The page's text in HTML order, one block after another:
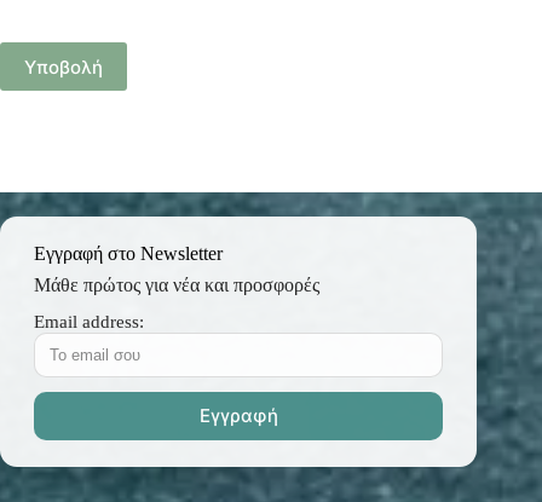
Υποβολή
Εγγραφή στο Newsletter
Μάθε πρώτος για νέα και προσφορές
Email address: